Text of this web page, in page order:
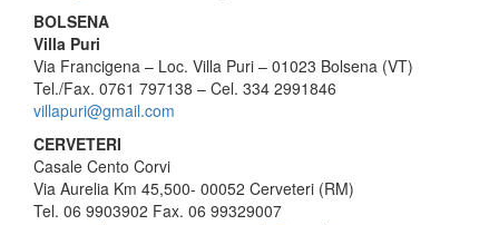
BOLSENA
Villa Puri
Via Francigena – Loc. Villa Puri – 01023 Bolsena (VT)
Tel./Fax. 0761 797138 – Cel. 334 2991846
villapuri@gmail.com
CERVETERI
Casale Cento Corvi
Via Aurelia Km 45,500- 00052 Cerveteri (RM)
Tel. 06 9903902 Fax. 06 99329007